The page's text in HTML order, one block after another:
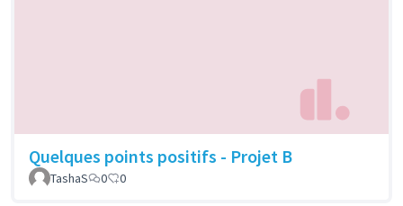
Quelques points positifs - Projet B
TashaS 0 0